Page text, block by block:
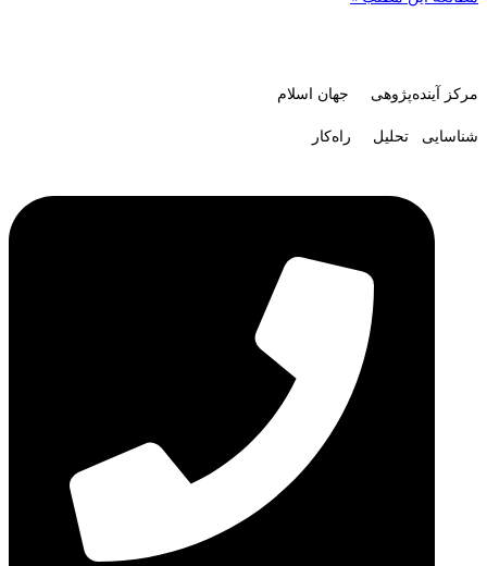
مرکز آینده‌پژوهی جهان اسلام
شناسایی تحلیل راه‌کار